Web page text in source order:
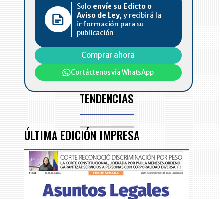
Solo envíe su Edicto o
Aviso de Ley, y recibirá la
información para su
publicación
Comprar ahora
Contáctenos vía WhatsApp
TENDENCIAS
ÚLTIMA EDICIÓN IMPRESA